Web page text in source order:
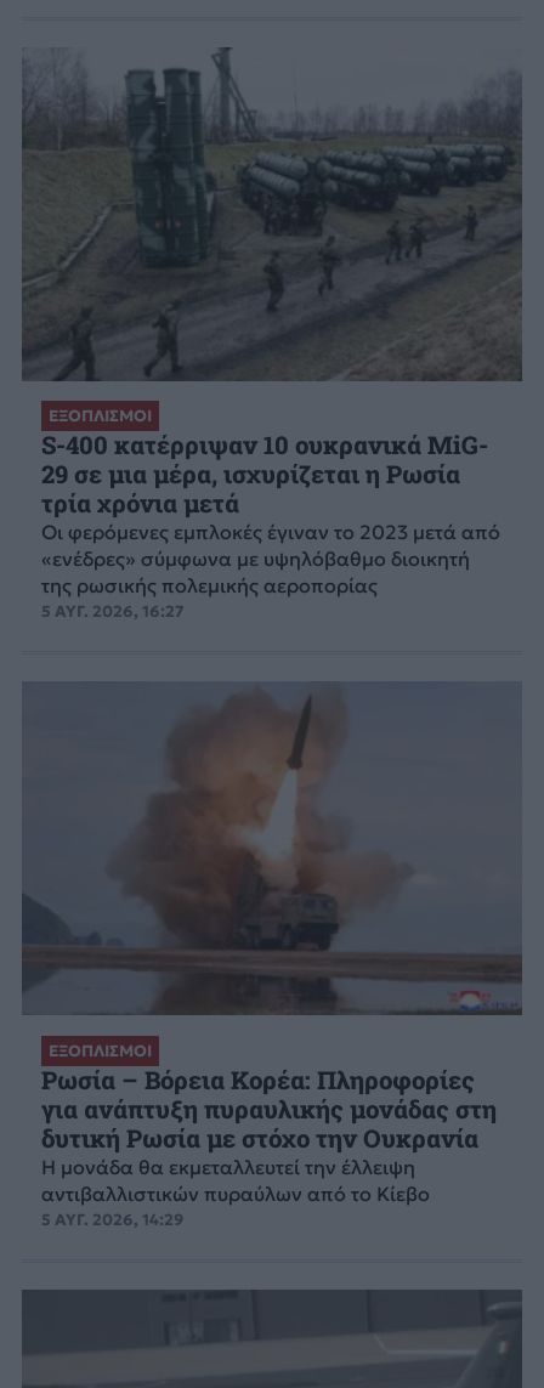
ΕΞΟΠΛΙΣΜΟΙ
S-400 κατέρριψαν 10 ουκρανικά MiG-
29 σε μια μέρα, ισχυρίζεται η Ρωσία
τρία χρόνια μετά
Οι φερόμενες εμπλοκές έγιναν το 2023 μετά από
«ενέδρες» σύμφωνα με υψηλόβαθμο διοικητή
της ρωσικής πολεμικής αεροπορίας
5 ΑΥΓ. 2026, 16:27
ΕΞΟΠΛΙΣΜΟΙ
Ρωσία – Βόρεια Κορέα: Πληροφορίες
για ανάπτυξη πυραυλικής μονάδας στη
δυτική Ρωσία με στόχο την Ουκρανία
Η μονάδα θα εκμεταλλευτεί την έλλειψη
αντιβαλλιστικών πυραύλων από το Κίεβο
5 ΑΥΓ. 2026, 14:29